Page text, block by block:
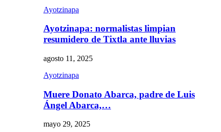
Ayotzinapa
Ayotzinapa: normalistas limpian
resumidero de Tixtla ante lluvias
agosto 11, 2025
Ayotzinapa
Muere Donato Abarca, padre de Luis
Ángel Abarca,…
mayo 29, 2025